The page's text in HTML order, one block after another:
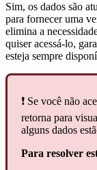
Sim, os dados são
para fornecer uma
elimina a
quiser acessá-lo,
esteja sempre disponí
❗ Se você não
retorna para
alguns dados estã
Para resolver